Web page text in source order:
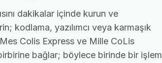
dakikalar içinde kurun ve
kodlama, yazılımcı veya karmaşık
Colis Express ve Mille CoLis
bağlar; böylece birinde bir işlem